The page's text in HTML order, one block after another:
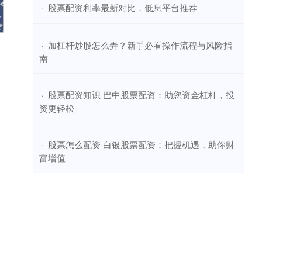
· ​股票配资利率最新对比，低息平台推荐
· ​加杠杆炒股怎么弄？新手必看操作流程与风险指
南
· ​股票配资知识 巴中股票配资：助您资金杠杆，投
资更轻松
· ​股票怎么配资 白银股票配资：把握机遇，助你财
富增值